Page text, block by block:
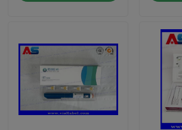
プロダクト
私達について